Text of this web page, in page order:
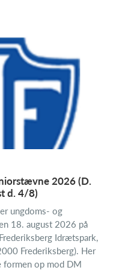
2026 (D.
d. 4/8)
ungdoms- og
18. august 2026 på
Idrætspark,
Frederiksberg). Her
formen op mod DM